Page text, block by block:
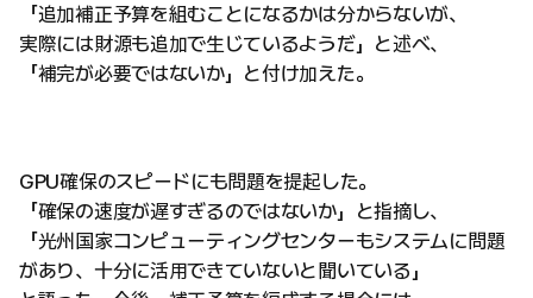
「追加補正予算を組むことになるかは分からないが、
実際には財源も追加で生じているようだ」と述べ、
「補完が必要ではないか」と付け加えた。
GPU確保のスピードにも問題を提起した。
「確保の速度が遅すぎるのではないか」と指摘し、
「光州国家コンピューティングセンターもシステムに問題
があり、十分に活用できていないと聞いている」